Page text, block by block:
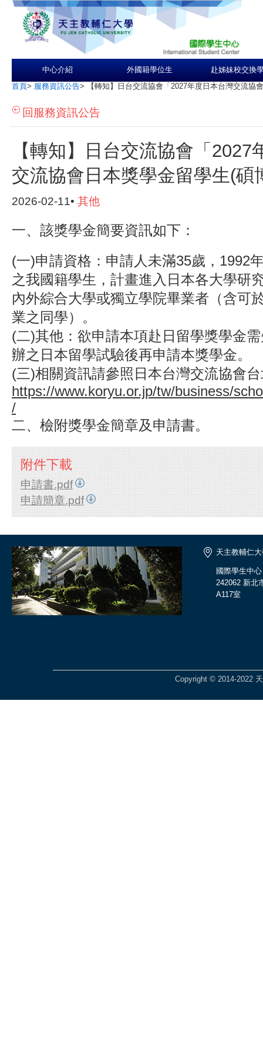
中心介紹 外國籍學位生 赴姊妹校交換
首頁> 服務資訊公告> 【轉知】日台交流協會「2027年度日本台灣交流協
回服務資訊公告
【轉知】日台交流協會「2027
交流協會日本獎學金留學生(碩
2026-02-11• 其他
一、該獎學金簡要資訊如下：
(一)申請資格：申請人未滿35歲，1992
之我國籍學生，計畫進入日本各大學研
內外綜合大學或獨立學院畢業者（含可
業之同學）。
(二)其他：欲申請本項赴日留學獎學金
辦之日本留學試驗後再申請本獎學金。
(三)相關資訊請參照日本台灣交流協會
https://www.koryu.or.jp/tw/business/
/
二、檢附獎學金簡章及申請書。
附件下載
申請書.pdf
申請簡章.pdf
天主教輔仁
國際學生中心
242062 新北
A117室
Copyright © 2014-2022